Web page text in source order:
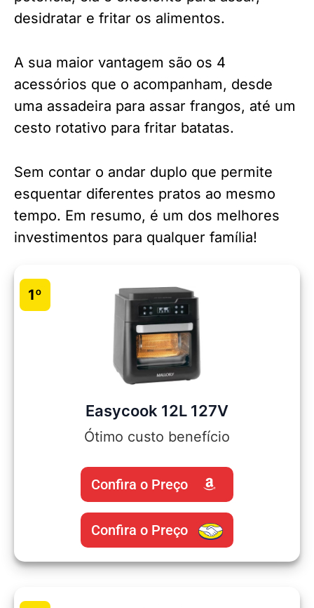
desidratar e fritar os alimentos.
A sua maior vantagem são os 4
acessórios que o acompanham, desde
uma assadeira para assar frangos, até um
cesto rotativo para fritar batatas.
Sem contar o andar duplo que permite
esquentar diferentes pratos ao mesmo
tempo. Em resumo, é um dos melhores
investimentos para qualquer família!
1º
Easycook 12L 127V
Ótimo custo benefício
Confira o Preço
Confira o Preço